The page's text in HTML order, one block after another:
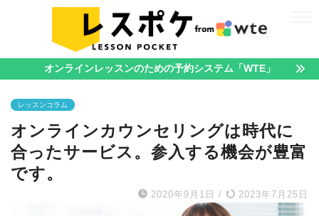
オンラインレッスンのための予約システム「WTE」
レッスンコラム
オンラインカウンセリングは時代に
合ったサービス。参入する機会が豊富
です。
2020年9月1日 / 2023年7月25日